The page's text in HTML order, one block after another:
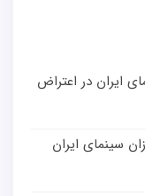
ایران در اعتراض
سینمای ایران